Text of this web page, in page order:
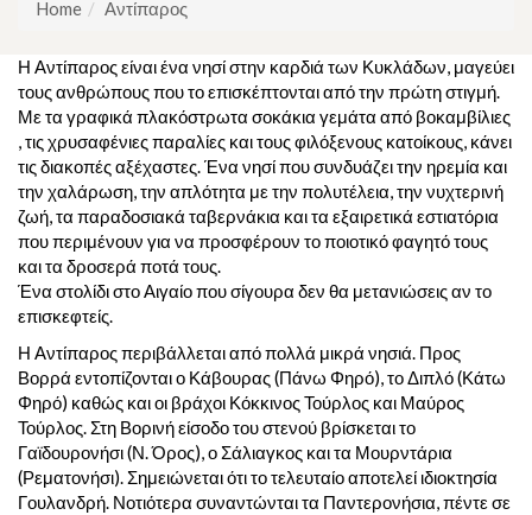
Home Αντίπαρος
Η Αντίπαρος είναι ένα νησί στην καρδιά των Κυκλάδων, μαγεύει
τους ανθρώπους που το επισκέπτονται από την πρώτη στιγμή.
Με τα γραφικά πλακόστρωτα σοκάκια γεμάτα από βοκαμβίλιες
, τις χρυσαφένιες παραλίες και τους φιλόξενους κατοίκους, κάνει
τις διακοπές αξέχαστες. Ένα νησί που συνδυάζει την ηρεμία και
την χαλάρωση, την απλότητα με την πολυτέλεια, την νυχτερινή
ζωή, τα παραδοσιακά ταβερνάκια και τα εξαιρετικά εστιατόρια
που περιμένουν για να προσφέρουν το ποιοτικό φαγητό τους
και τα δροσερά ποτά τους.
Ένα στολίδι στο Αιγαίο που σίγουρα δεν θα μετανιώσεις αν το
επισκεφτείς.
Η Αντίπαρος περιβάλλεται από πολλά μικρά νησιά. Προς
Βορρά εντοπίζονται ο Κάβουρας (Πάνω Φηρό), το Διπλό (Κάτω
Φηρό) καθώς και οι βράχοι Κόκκινος Τούρλος και Μαύρος
Τούρλος. Στη Βορινή είσοδο του στενού βρίσκεται το
Γαϊδουρονήσι (Ν. Όρος), ο Σάλιαγκος και τα Μουρντάρια
(Ρεματονήσι). Σημειώνεται ότι το τελευταίο αποτελεί ιδιοκτησία
Γουλανδρή. Νοτιότερα συναντώνται τα Παντερονήσια, πέντε σε